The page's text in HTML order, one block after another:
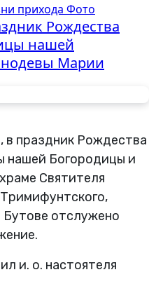
прихода Фото
Рождества
нашей
Марии
в праздник Рождества
нашей Богородицы и
Святителя
отслужено
и. о. настоятеля